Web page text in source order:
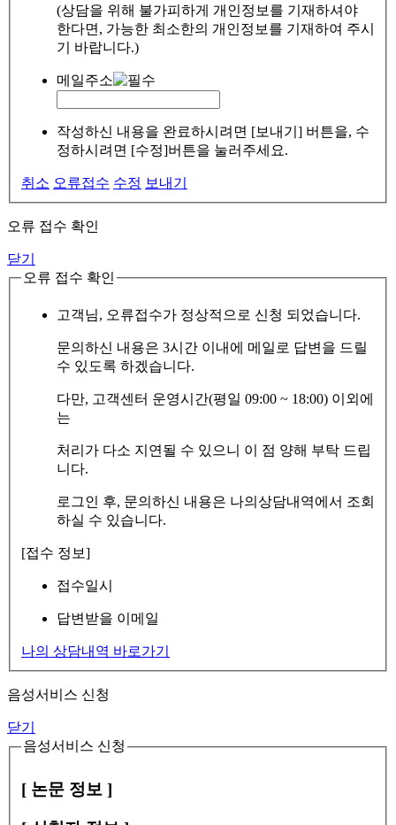
(상담을 위해 불가피하게 개인정보를 기재하셔야
한다면, 가능한 최소한의 개인정보를 기재하여 주시
기 바랍니다.)
메일주소
작성하신 내용을 완료하시려면 [보내기] 버튼을, 수
정하시려면 [수정]버튼을 눌러주세요.
취소 오류접수 수정 보내기
오류 접수 확인
닫기
오류 접수 확인
고객님, 오류접수가 정상적으로 신청 되었습니다.
문의하신 내용은 3시간 이내에 메일로 답변을 드릴
수 있도록 하겠습니다.
다만, 고객센터 운영시간(평일 09:00 ~ 18:00) 이외에
는
처리가 다소 지연될 수 있으니 이 점 양해 부탁 드립
니다.
로그인 후, 문의하신 내용은 나의상담내역에서 조회
하실 수 있습니다.
[접수 정보]
접수일시
답변받을 이메일
나의 상담내역 바로가기
음성서비스 신청
닫기
음성서비스 신청
[ 논문 정보 ]